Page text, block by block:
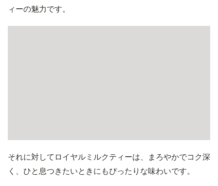
ィーの魅力です。
それに対してロイヤルミルクティーは、まろやかでコク深
く、ひと息つきたいときにもぴったりな味わいです。